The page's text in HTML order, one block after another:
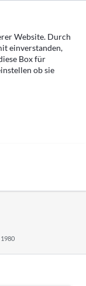
Website. Durch
einverstanden,
Box für
ob sie
1980